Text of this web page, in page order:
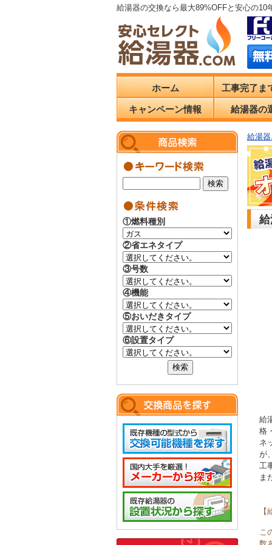
給湯器の交換なら最大89%OFFと安心の10
ホーム 工事完了ま
キャンペーン情報 給湯器の
①燃料種別
②省エネタイプ
③号数
④機能
⑤おいだきタイプ
⑥設置タイプ
給湯
給
格
ネ
が
工
ま
こ